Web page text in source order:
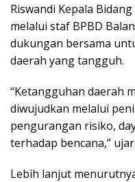
Riswandi Kepala
melalui staf BPBD
dukungan bersama
daerah yang tangguh.
“Ketangguhan daerah
diwujudkan melalui
pengurangan risiko,
terhadap bencana,”
Lebih lanjut